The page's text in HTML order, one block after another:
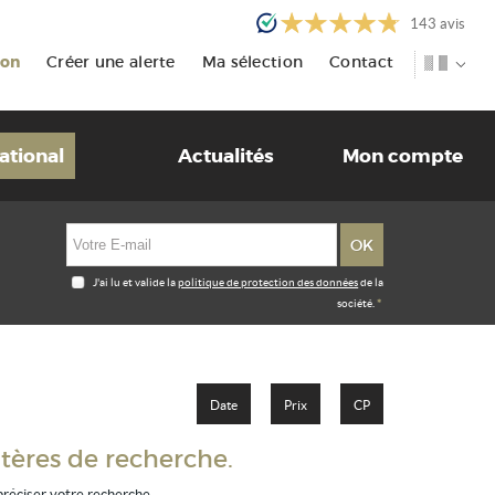
143 avis
Créer une alerte Ma sélection Contact
Actualités Mon compte
J'ai lu et valide lapolitique de protection des données de la
société. *
Date Prix CP
de recherche.